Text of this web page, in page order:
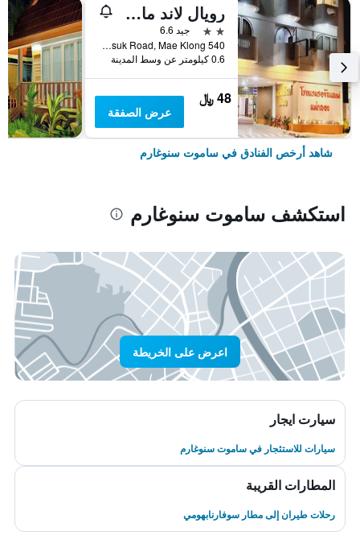
رويال لاند ماي كلونج هوتاو
2 نجمتين
جيد 6.6
540 Kasemsuk Road, Mae Klong, ساموت سنوغارم, تايلاند
0.6 كيلومتر عن وسط المدينة
48 ﷼
عرض الصفقة
شاهد أرخص الفنادق في ساموت سنوغارم
استكشف ساموت سنوغارم
اعرض على الخريطة
سيارت ايجار
سيارات للاستئجار في ساموت سنوغارم
المطارات القريبة
رحلات طيران إلى مطار سوفارنابهومي